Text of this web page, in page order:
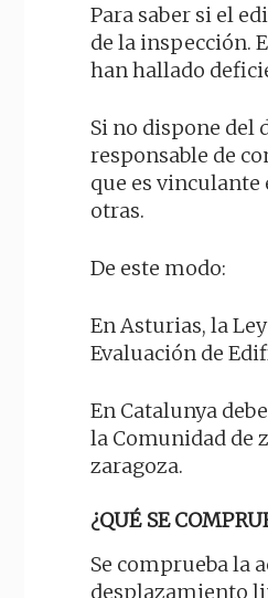
Para saber si el
de la inspección.
han hallado
Si no dispone del
responsable de
que es vinculante
otras.
De este modo:
En Asturias, la
Evaluación de
En Catalunya
la Comunidad de
zaragoza.
¿QUÉ SE
Se comprueba la
desplazamiento